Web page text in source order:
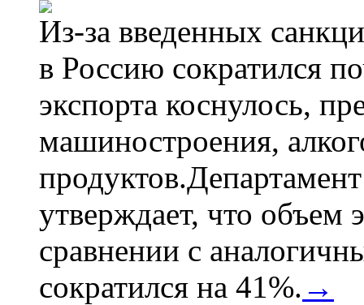
Из-за введенных
в Россию сократился
экспорта коснулось,
машиностроения,
утверждает, что объем
сравнении с
сократился на 41%. →